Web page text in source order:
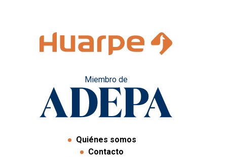
Miembro de
Quiénes somos
Contacto